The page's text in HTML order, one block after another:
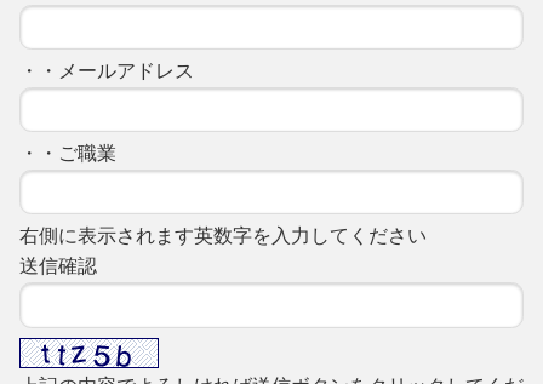
・・メールアドレス
・・ご職業
右側に表示されます英数字を入力してください
送信確認